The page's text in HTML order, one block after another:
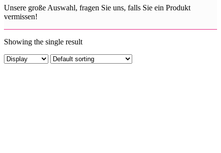
Unsere große Auswahl, fragen Sie uns, falls Sie ein Produkt
vermissen!
Showing the single result